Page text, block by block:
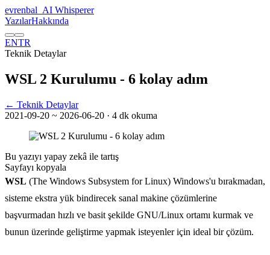
evrenbal AI Whisperer
YazılarHakkında
ENTR
Teknik Detaylar
WSL 2 Kurulumu - 6 kolay adım
← Teknik Detaylar
2021-09-20 ~ 2026-06-20 · 4 dk okuma
Bu yazıyı yapay zekâ ile tartış
Sayfayı kopyala
WSL (The Windows Subsystem for Linux) Windows'u bırakmadan,
sisteme ekstra yük bindirecek sanal makine çözümlerine
başvurmadan hızlı ve basit şekilde GNU/Linux ortamı kurmak ve
bunun üzerinde geliştirme yapmak isteyenler için ideal bir çözüm.